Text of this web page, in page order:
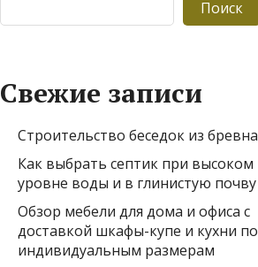
Поиск
Свежие записи
Строительство беседок из бревна
Как выбрать септик при высоком
уровне воды и в глинистую почву
Обзор мебели для дома и офиса с
доставкой шкафы-купе и кухни по
индивидуальным размерам